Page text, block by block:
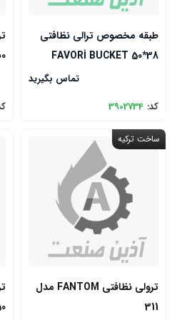
طبقه مخصوص ترالی نظافتی
FAVORİ BUCKET 50*38
تماس بگیرید
کد: 3902734
ساخت ترکیه
ترولی نظافتی FANTOM مدل
311